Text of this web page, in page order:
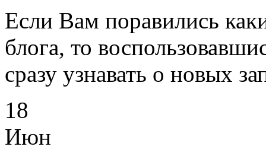
Если Вам поравились
блога, то
сразу узнавать о новых
18
Июн